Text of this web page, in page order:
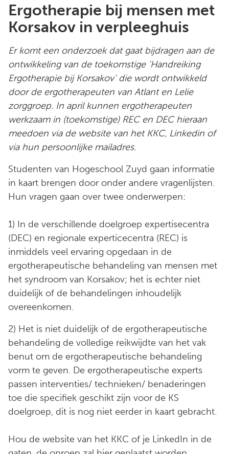
Ergotherapie bij mensen met
Korsakov in verpleeghuis
Er komt een onderzoek dat gaat bijdragen aan de
ontwikkeling van de toekomstige ‘Handreiking
Ergotherapie bij Korsakov’ die wordt ontwikkeld
door de ergotherapeuten van Atlant en Lelie
zorggroep. In april kunnen ergotherapeuten
werkzaam in (toekomstige) REC en DEC hieraan
meedoen via de website van het KKC, Linkedin of
via hun persoonlijke mailadres.
Studenten van Hogeschool Zuyd gaan informatie
in kaart brengen door onder andere vragenlijsten.
Hun vragen gaan over twee onderwerpen:
1) In de verschillende doelgroep expertisecentra
(DEC) en regionale experticecentra (REC) is
inmiddels veel ervaring opgedaan in de
ergotherapeutische behandeling van mensen met
het syndroom van Korsakov; het is echter niet
duidelijk of de behandelingen inhoudelijk
overeenkomen.
2) Het is niet duidelijk of de ergotherapeutische
behandeling de volledige reikwijdte van het vak
benut om de ergotherapeutische behandeling
vorm te geven. De ergotherapeutische experts
passen interventies/ technieken/ benaderingen
toe die specifiek geschikt zijn voor de KS
doelgroep, dit is nog niet eerder in kaart gebracht.
Hou de website van het KKC of je LinkedIn in de